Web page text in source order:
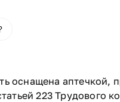
оснащена аптечкой,
223 Трудового